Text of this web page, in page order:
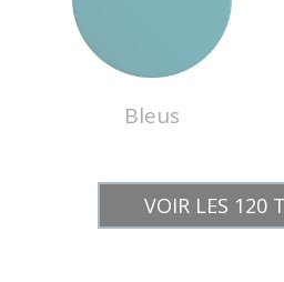
Bleus
VOIR LES 120